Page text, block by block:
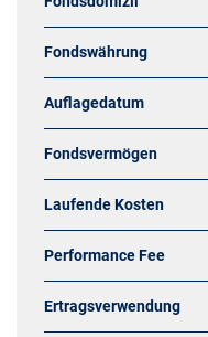
Fondswährung
Auflagedatum
Fondsvermögen
Laufende Kosten
Performance Fee
Ertragsverwendung